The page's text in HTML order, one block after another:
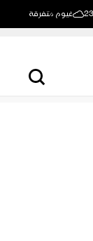
غيوم متفرقة